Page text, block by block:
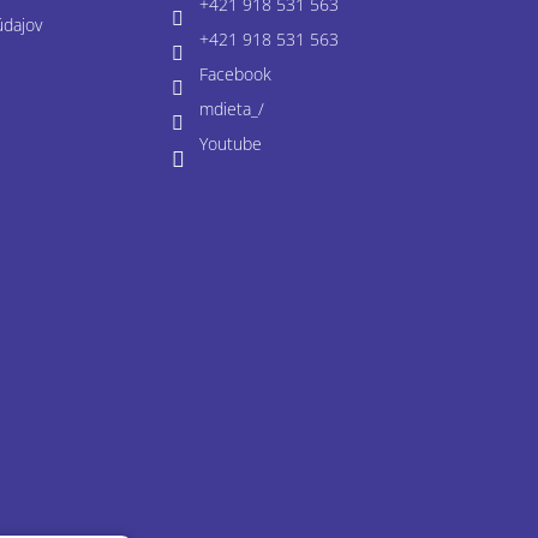
+421 918 531 563
+421 918 531 563
Facebook
mdieta_/
Youtube